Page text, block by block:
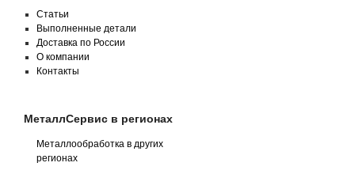
Статьи
Выполненные детали
Доставка по России
О компании
Контакты
МеталлСервис в регионах
Металлообработка в других
регионах